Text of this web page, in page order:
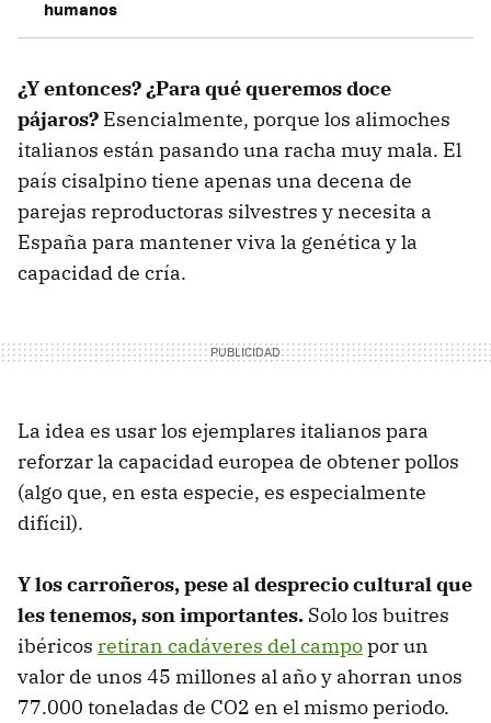
humanos
¿Y entonces? ¿Para qué queremos doce
pájaros? Esencialmente, porque los alimoches
italianos están pasando una racha muy mala. El
país cisalpino tiene apenas una decena de
parejas reproductoras silvestres y necesita a
España para mantener viva la genética y la
capacidad de cría.
La idea es usar los ejemplares italianos para
reforzar la capacidad europea de obtener pollos
(algo que, en esta especie, es especialmente
difícil).
Y los carroñeros, pese al desprecio cultural que
les tenemos, son importantes. Solo los buitres
ibéricos retiran cadáveres del campopor un
valor de unos 45 millones al año y ahorran unos
77.000 toneladas de CO2 en el mismo periodo.